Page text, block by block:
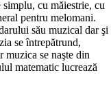
cu măiestrie, cu
pentru melomani.
său muzical dar şi
se întrepătrund,
muzica se naşte din
matematic lucrează